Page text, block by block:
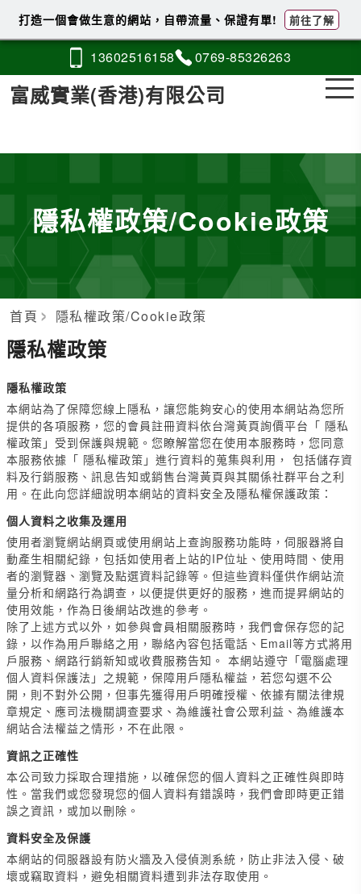
13602516158 0769-85326263
富威實業(香港)有限公司
隱私權政策/Cookie政策
首頁 隱私權政策/Cookie政策
隱私權政策
隱私權政策
本網站為了保障您線上隱私，讓您能夠安心的使用本網站為您所
提供的各項服務，您的會員註冊資料依台灣黃頁詢價平台「 隱私
權政策」受到保護與規範。您瞭解當您在使用本服務時，您同意
本服務依據「 隱私權政策」進行資料的蒐集與利用， 包括儲存資
料及行銷服務、訊息告知或銷售台灣黃頁與其關係社群平台之利
用。在此向您詳細說明本網站的資料安全及隱私權保護政策：
個人資料之收集及運用
使用者瀏覽網站網頁或使用網站上查詢服務功能時，伺服器將自
動產生相關紀錄，包括如使用者上站的IP位址、使用時間、使用
者的瀏覽器、瀏覽及點選資料記錄等。但這些資料僅供作網站流
量分析和網路行為調查，以便提供更好的服務，進而提昇網站的
使用效能，作為日後網站改進的參考。
除了上述方式以外，如參與會員相關服務時，我們會保存您的記
錄，以作為用戶聯絡之用，聯絡內容包括電話、Email等方式將用
戶服務、網路行銷新知或收費服務告知。 本網站遵守「電腦處理
個人資料保護法」之規範，保障用戶隱私權益，若您勾選不公
開，則不對外公開，但事先獲得用戶明確授權、依據有關法律規
章規定、應司法機關調查要求、為維護社會公眾利益、為維護本
網站合法權益之情形，不在此限。
資訊之正確性
本公司致力採取合理措施，以確保您的個人資料之正確性與即時
性。當我們或您發現您的個人資料有錯誤時，我們會即時更正錯
誤之資訊，或加以刪除。
資料安全及保護
本網站的伺服器設有防火牆及入侵偵測系統，防止非法入侵、破
壞或竊取資料，避免相關資料遭到非法存取使用。
打造一個會做生意的網站，自帶流量、保證有單! 前往了解